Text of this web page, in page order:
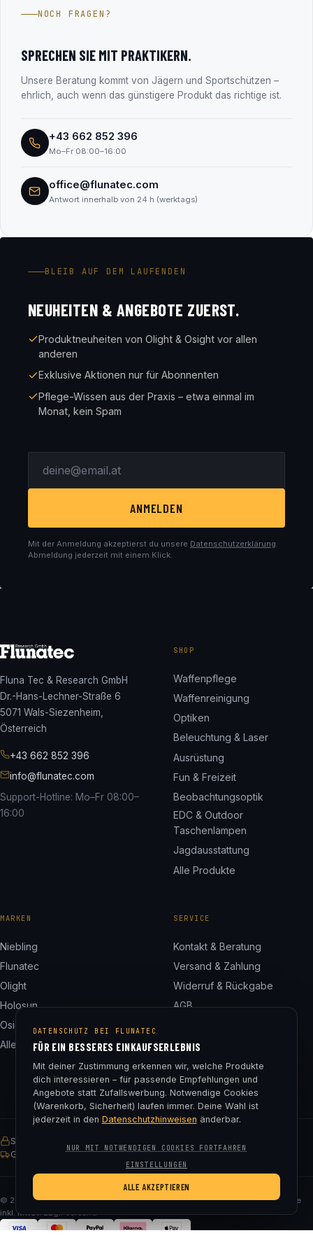
Salzburg). Alle Unternehmensdaten findest du transparent
NOCH FRAGEN?
SPRECHEN SIE MIT PRAKTIKERN.
Unsere Beratung kommt von Jägern und Sportschützen –
ehrlich, auch wenn das günstigere Produkt das richtige ist.
+43 662 852 396
Mo–Fr 08:00–16:00
office@flunatec.com
Antwort innerhalb von 24 h (werktags)
BLEIB AUF DEM LAUFENDEN
NEUHEITEN & ANGEBOTE ZUERST.
Produktneuheiten von Olight & Osight vor allen
anderen
Exklusive Aktionen nur für Abonnenten
Pflege-Wissen aus der Praxis – etwa einmal im
Monat, kein Spam
ANMELDEN
Mit der Anmeldung akzeptierst du unsere Datenschutzerklärung.
Abmeldung jederzeit mit einem Klick.
Fluna Tec & Research GmbH
Dr.-Hans-Lechner-Straße 6
5071 Wals-Siezenheim,
Österreich
+43 662 852 396
info@flunatec.com
Support-Hotline: Mo–Fr 08:00–
16:00
SHOP
Waffenpflege
Waffenreinigung
Optiken
Beleuchtung & Laser
Ausrüstung
Fun & Freizeit
Beobachtungsoptik
EDC & Outdoor
Taschenlampen
Jagdausstattung
Alle Produkte
MARKEN
Niebling
Flunatec
Olight
Holosun
Osight
Alle 24 Marken
SERVICE
Kontakt & Beratung
Versand & Zahlung
Widerruf & Rückgabe
AGB
Impressum
Cookie-Einstellungen
SSL-verschlüsselt
Gratis Versand ab € 75
© 2026 Fluna Tec & Research GmbH · FN 330182m, LG Salzburg · Alle Preise
inkl. MwSt. zzgl. Versand
DATENSCHUTZ BEI FLUNATEC
FÜR EIN BESSERES EINKAUFSERLEBNIS
Mit deiner Zustimmung erkennen wir, welche Produkte
dich interessieren – für passende Empfehlungen und
Angebote statt Zufallswerbung. Notwendige Cookies
(Warenkorb, Sicherheit) laufen immer. Deine Wahl ist
jederzeit in den Datenschutzhinweisen änderbar.
ALLE AKZEPTIEREN
EINSTELLUNGEN
NUR MIT NOTWENDIGEN COOKIES FORTFAHREN